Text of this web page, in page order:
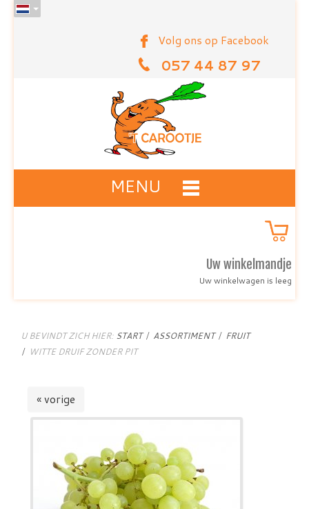
Volg ons op Facebook
057 44 87 97
MENU
Uw winkelmandje
Uw winkelwagen is leeg
U BEVINDT ZICH HIER: START ASSORTIMENT
FRUIT
WITTE DRUIF ZONDER PIT
« vorige